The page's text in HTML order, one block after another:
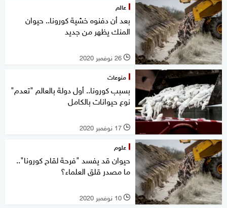
عالم
بعد أن دفنوه خشية كورونا.. حيوان
المنك يظهر من جديد
l 26 نوفمبر 2020
منوعات
بسبب كورونا.. أول دولة بالعالم "تعدم"
نوع حيوانات بالكامل
l 17 نوفمبر 2020
علوم
حيوان قد يفسد "فرحة لقاح كورونا"..
ما مصدر قلق العلماء؟
l 10 نوفمبر 2020